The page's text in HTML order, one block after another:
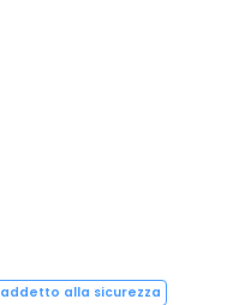
addetto alla sicurezza